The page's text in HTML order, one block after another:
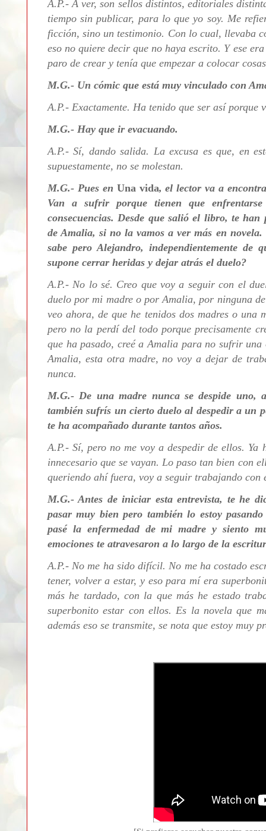
A.P.- A ver, son sellos distintos, editoriales
tiempo sin publicar, para lo que yo soy. Me
ficción, sino un testimonio. Con lo cual, llevaba
eso no quiere decir que no haya escrito. Y ese
paro de crear y tenía que empezar a colocar
M.G.- Un cómic que está muy vinculado con
A.P.- Exactamente. Ha tenido que ser así porque
M.G.- Hay que ir evacuando.
A.P.- Sí, dando salida. La excusa es que, en
supuestamente, no se molestan.
M.G.- Pues en Una vida, el lector va a
Van a sufrir porque tienen que
consecuencias. Desde que salió el libro, te
de Amalia, si no la vamos a ver más en
sabe pero Alejandro, independientemente de
supone cerrar heridas y dejar atrás el duelo?
A.P.- No lo sé. Creo que voy a seguir con el
duelo por mi madre o por Amalia, por ninguna
veo ahora, de que he tenidos dos madres o
pero no la perdí del todo porque precisamente
que ha pasado, creé a Amalia para no sufrir una
Amalia, esta otra madre, no voy a dejar de
nunca.
M.G.- De una madre nunca se despide uno,
también sufrís un cierto duelo al despedir a un
te ha acompañado durante tantos años.
A.P.- Sí, pero no me voy a despedir de ellos.
innecesario que se vayan. Lo paso tan bien con
queriendo ahí fuera, voy a seguir trabajando con
M.G.- Antes de iniciar esta entrevista, te he
pasar muy bien pero también lo estoy
pasé la enfermedad de mi madre y siento
emociones te atravesaron a lo largo de la
A.P.- No me ha sido difícil. No me ha costado
tener, volver a estar, y eso para mí era
más he tardado, con la que más he estado
superbonito estar con ellos. Es la novela que
además eso se transmite, se nota que estoy muy